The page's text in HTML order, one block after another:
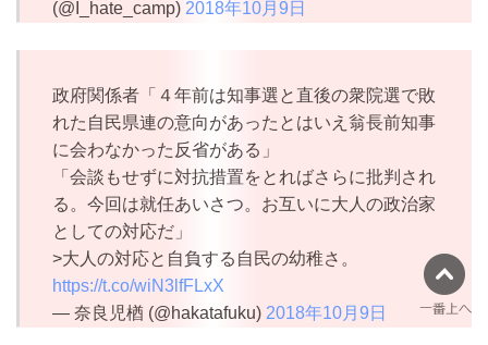
(@I_hate_camp) 2018年10月9日
政府関係者「４年前は知事選と直後の衆院選で敗
れた自民県連の意向があったとはいえ翁長前知事
に会わなかった反省がある」
「会談もせずに対抗措置をとればさらに批判され
る。今回は就任あいさつ。お互いに大人の政治家
としての対応だ」
>大人の対応と自負する自民の幼稚さ。
https://t.co/wiN3lfFLxX
— 奈良児楢 (@hakatafuku) 2018年10月9日